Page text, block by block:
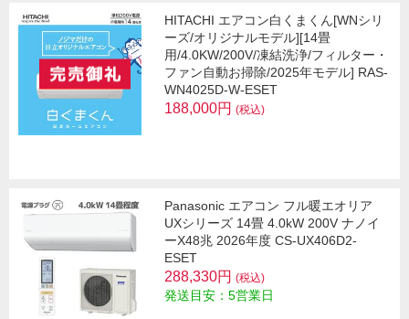
HITACHI エアコン白くまくん[WNシリ
ーズ/オリジナルモデル][14畳
用/4.0KW/200V/凍結洗浄/フィルター・
ファン自動お掃除/2025年モデル] RAS-
WN4025D-W-ESET
188,000円 (税込)
Panasonic エアコン フル暖エオリア
UXシリーズ 14畳 4.0kW 200V ナノイ
ーX48兆 2026年度 CS-UX406D2-
ESET
288,330円 (税込)
発送目安：5営業日